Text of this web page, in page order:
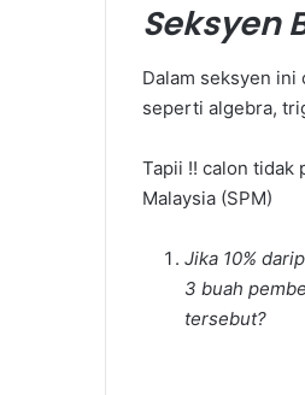
Seksyen
Dalam seksyen
seperti algebra,
Tapii !! calon tidak
Malaysia (SPM)
Jika 10%
3 buah
tersebut?